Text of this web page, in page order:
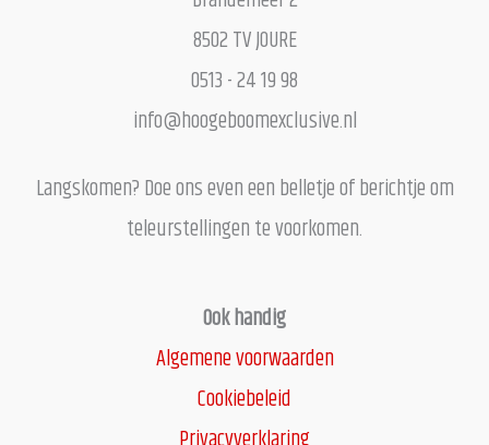
8502 TV JOURE
0513 - 24 19 98
info@hoogeboomexclusive.nl
Langskomen? Doe ons even een belletje of berichtje om
teleurstellingen te voorkomen.
Ook handig
Algemene voorwaarden
Cookiebeleid